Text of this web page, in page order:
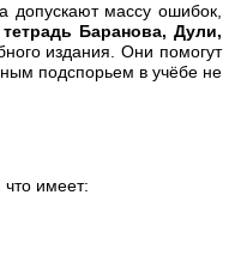
допускают массу ошибок,
Баранова, Дули,
издания. Они помогут
подспорьем в учёбе не
что имеет: